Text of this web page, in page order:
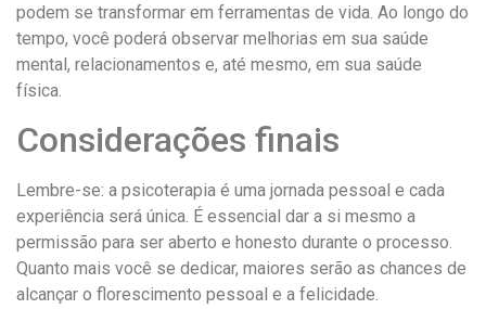
podem se transformar em ferramentas de vida. Ao longo do
tempo, você poderá observar melhorias em sua saúde
mental, relacionamentos e, até mesmo, em sua saúde
física.
Considerações finais
Lembre-se: a psicoterapia é uma jornada pessoal e cada
experiência será única. É essencial dar a si mesmo a
permissão para ser aberto e honesto durante o processo.
Quanto mais você se dedicar, maiores serão as chances de
alcançar o florescimento pessoal e a felicidade.